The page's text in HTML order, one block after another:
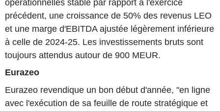
opérationnelles stable par rapport à l'exercice
précédent, une croissance de 50% des revenus LEO
et une marge d'EBITDA ajustée légèrement inférieure
à celle de 2024-25. Les investissements bruts sont
toujours attendus autour de 900 MEUR.
Eurazeo
Eurazeo revendique un bon début d'année, "en ligne
avec l'exécution de sa feuille de route stratégique et